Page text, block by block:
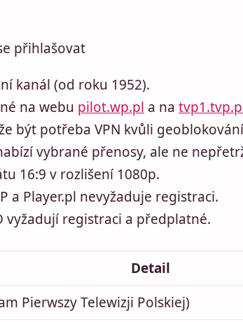
přihlašovat
kanál (od roku 1952).
na webu pilot.wp.pl a na
být potřeba VPN kvůli
vybrané přenosy, ale ne
16:9 v rozlišení 1080p.
a Player.pl nevyžaduje registraci.
vyžadují registraci a předplatné.
Detail
Pierwszy Telewizji Polskiej)